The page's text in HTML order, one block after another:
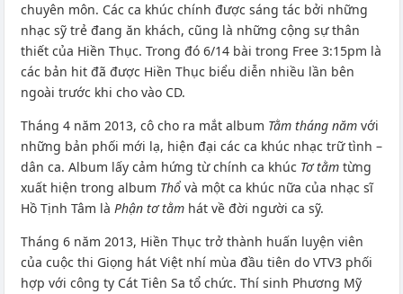
chuyên môn. Các ca khúc chính được sáng tác bởi những
nhạc sỹ trẻ đang ăn khách, cũng là những cộng sự thân
thiết của Hiền Thục. Trong đó 6/14 bài trong Free 3:15pm là
các bản hit đã được Hiền Thục biểu diễn nhiều lần bên
ngoài trước khi cho vào CD.
Tháng 4 năm 2013, cô cho ra mắt album Tằm tháng nămvới
những bản phối mới lạ, hiện đại các ca khúc nhạc trữ tình –
dân ca. Album lấy cảm hứng từ chính ca khúc Tơ tằmtừng
xuất hiện trong album Thổvà một ca khúc nữa của nhạc sĩ
Hồ Tịnh Tâm là Phận tơ tằmhát về đời người ca sỹ.
Tháng 6 năm 2013, Hiền Thục trở thành huấn luyện viên
của cuộc thi Giọng hát Việt nhí mùa đầu tiên do VTV3 phối
hợp với công ty Cát Tiên Sa tổ chức. Thí sinh Phương Mỹ